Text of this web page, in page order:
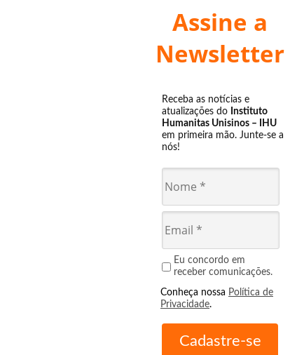
Assine a
Newsletter
Receba as notícias e
atualizações do Instituto
Humanitas Unisinos – IHU
em primeira mão. Junte-se a
nós!
Eu concordo em
receber comunicações.
Conheça nossa Política de
Privacidade.